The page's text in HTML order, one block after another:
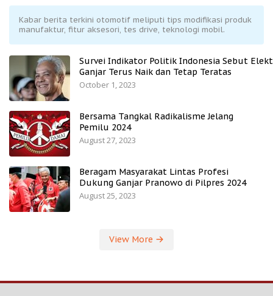
Kabar berita terkini otomotif meliputi tips modifikasi produk
manufaktur, fitur aksesori, tes drive, teknologi mobil.
Survei Indikator Politik Indonesia Sebut
Ganjar Terus Naik dan Tetap Teratas
October 1, 2023
Bersama Tangkal Radikalisme Jelang
Pemilu 2024
August 27, 2023
Beragam Masyarakat Lintas Profesi
Dukung Ganjar Pranowo di Pilpres 2024
August 25, 2023
View More